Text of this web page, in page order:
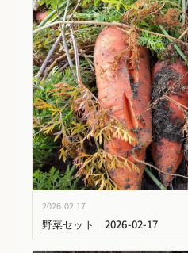
2026.02.17
野菜セット 2026-02-17